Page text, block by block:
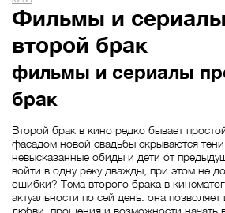
Фильмы и
второй брак
фильмы и сериалы
брак
Второй брак в кино редко бывает
фасадом новой свадьбы скрываются
невысказанные обиды и дети от
войти в одну реку дважды, при этом не
ошибки? Тема второго брака в
актуальности по сей день: она
любви, прощения и возможности начать